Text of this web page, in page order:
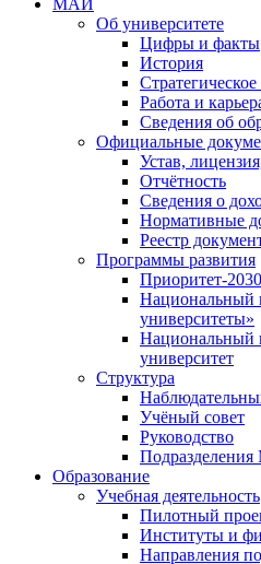
Об университете
Цифры и факты
История
Работа и
Сведения об
Официальные
Устав,
Отчётность
Сведения о
Нормативные
Реестр
Программы развития
Приоритет-2030
Национальный
университеты»
Национальный
университет
Структура
Учёный совет
Руководство
Образование
Учебная деятельность
Пилотный
Институты и
Направления